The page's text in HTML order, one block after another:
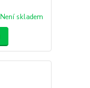
Není skladem